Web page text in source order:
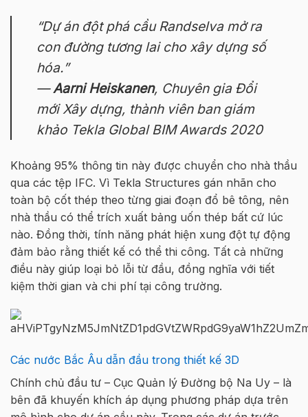
“Dự án đột phá cầu Randselva mở ra
con đường tương lai cho xây dựng số
hóa.”
—Aarni Heiskanen, Chuyên gia Đổi
mới Xây dựng, thành viên ban giám
khảo Tekla Global BIM Awards 2020
Khoảng 95% thông tin này được chuyển cho nhà thầu
qua các tệp IFC. Vì Tekla Structures gán nhãn cho
toàn bộ cốt thép theo từng giai đoạn đổ bê tông, nên
nhà thầu có thể trích xuất bảng uốn thép bất cứ lúc
nào. Đồng thời, tính năng phát hiện xung đột tự động
đảm bảo rằng thiết kế có thể thi công. Tất cả những
điều này giúp loại bỏ lỗi từ đầu, đồng nghĩa với tiết
kiệm thời gian và chi phí tại công trường.
Các nước Bắc Âu dẫn đầu trong thiết kế 3D
Chính chủ đầu tư – Cục Quản lý Đường bộ Na Uy – là
bên đã khuyến khích áp dụng phương pháp dựa trên